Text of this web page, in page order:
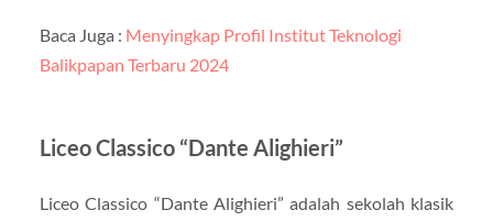
Baca Juga : Menyingkap Profil Institut Teknologi
Balikpapan Terbaru 2024
Liceo Classico “Dante Alighieri”
Liceo Classico “Dante Alighieri” adalah sekolah klasik